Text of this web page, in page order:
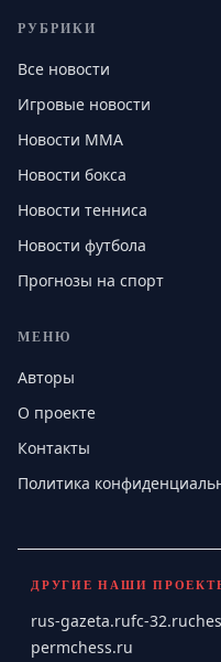
РУБРИКИ
Все новости
Игровые новости
Новости MMA
Новости бокса
Новости тенниса
Новости футбола
Прогнозы на спорт
МЕНЮ
Авторы
О проекте
Контакты
Политика
ДРУГИЕ НАШИ
rus-gazeta.rufc-32.ru
permchess.ru